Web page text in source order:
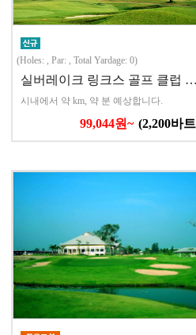
(Holes: , Par: , Total Yardage: 0)
실버레이크 링크스 골프 클럽 …
시내에서 약 km, 약 분 예상합니다.
99,044원~ (2,200바